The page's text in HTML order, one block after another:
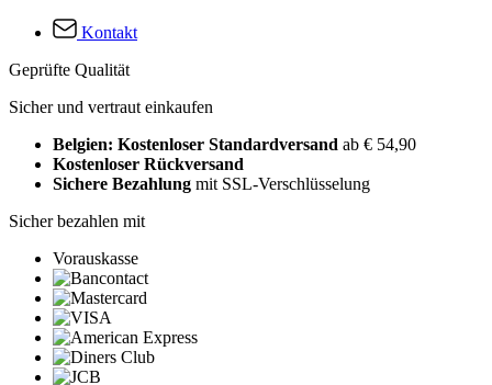
Kontakt
Geprüfte Qualität
Sicher und vertraut einkaufen
Belgien: Kostenloser Standardversand ab € 54,90
Kostenloser Rückversand
Sichere Bezahlung mit SSL-Verschlüsselung
Sicher bezahlen mit
Vorauskasse